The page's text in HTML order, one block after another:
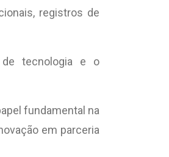
registros de
de tecnologia e o
fundamental na
em parceria